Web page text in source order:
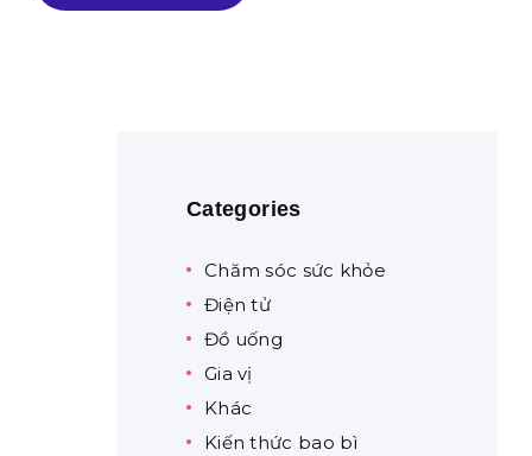
Categories
Chăm sóc sức khỏe
Điện tử
Đồ uống
Gia vị
Khác
Kiến thức bao bì